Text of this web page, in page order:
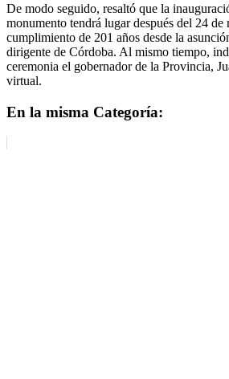
De modo seguido, resaltó que la
monumento tendrá lugar después del 24 de
cumplimiento de 201 años desde la
dirigente de Córdoba. Al mismo tiempo,
ceremonia el gobernador de la Provincia,
virtual.
En la misma Categoría: